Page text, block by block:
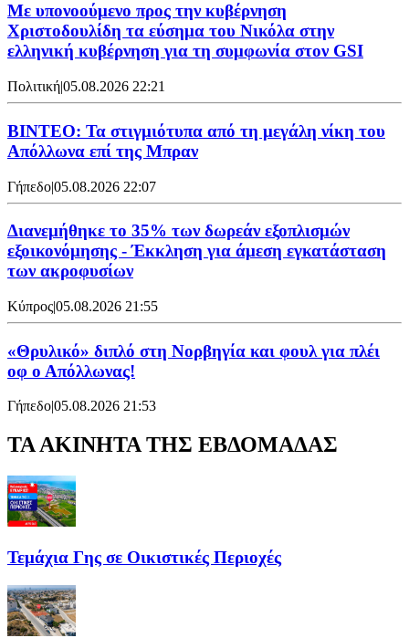
Με υπονοούμενο προς την κυβέρνηση
Χριστοδουλίδη τα εύσημα του Νικόλα στην
ελληνική κυβέρνηση για τη συμφωνία στον GSI
Πολιτική|05.08.2026 22:21
ΒΙΝΤΕΟ: Τα στιγμιότυπα από τη μεγάλη νίκη του
Απόλλωνα επί της Μπραν
Γήπεδο|05.08.2026 22:07
Διανεμήθηκε το 35% των δωρεάν εξοπλισμών
εξοικονόμησης - Έκκληση για άμεση εγκατάσταση
των ακροφυσίων
Κύπρος|05.08.2026 21:55
«Θρυλικό» διπλό στη Νορβηγία και φουλ για πλέι
οφ ο Απόλλωνας!
Γήπεδο05.08.2026 21:53
ΤΑ ΑΚΙΝΗΤΑ ΤΗΣ ΕΒΔΟΜΑΔΑΣ
Τεμάχια Γης σε Οικιστικές Περιοχές